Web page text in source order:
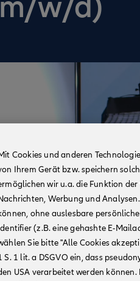
Cookies und anderen
Ihrem Gerät bzw. speichern
wir u.a. die Funktion
Werbung und
ohne auslesbare
(z.B. eine gehashte E-
Sie bitte "Alle Cookies
S. 1 lit. a DSGVO ein, dass
USA verarbeitet werden können.